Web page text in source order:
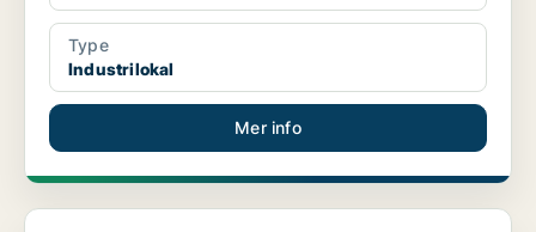
Type
Industrilokal
Mer info
Kontor i Växjö